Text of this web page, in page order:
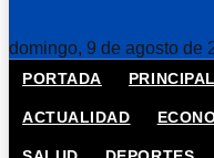
domingo, 9 de agosto de
PORTADA
ACTUALIDAD